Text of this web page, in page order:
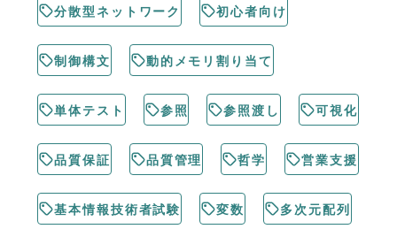
分散型ネットワーク 初心者向け
制御構文 動的メモリ割り当て
単体テスト 参照 参照渡し 可視化
品質保証 品質管理 哲学 営業支援
基本情報技術者試験 変数 多次元配列